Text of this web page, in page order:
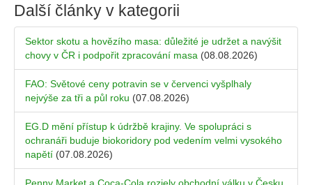
Další články v kategorii
Sektor skotu a hovězího masa: důležité je udržet a navýšit
chovy v ČR i podpořit zpracování masa (08.08.2026)
FAO: Světové ceny potravin se v červenci vyšplhaly
nejvýše za tři a půl roku (07.08.2026)
EG.D mění přístup k údržbě krajiny. Ve spolupráci s
ochranáři buduje biokoridory pod vedením velmi vysokého
napětí (07.08.2026)